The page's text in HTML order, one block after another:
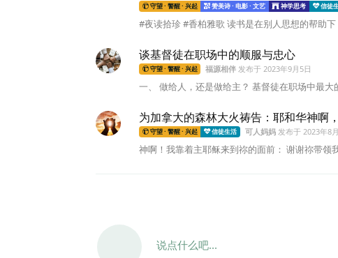
守望 · 警醒 · 兴起 赞美诗 · 电影 · 文艺 神学思考 信徒
#夜读拾珍 #香柏雅歌 读书是在别人思想的帮助
谈基督徒在职场中的顺服与忠心
守望 · 警醒 · 兴起 福源相伴 发布于 2023年9月5日
一、 做给人，还是做给主？ 基督徒在职场中最
为加拿大的森林大火祷告：耶和华神啊
守望 · 警醒 · 兴起 信徒生活 可人妈妈发布于 2023年8
神啊！我靠着主耶稣来到祢的面前： 谢谢祢带
说点什么吧...